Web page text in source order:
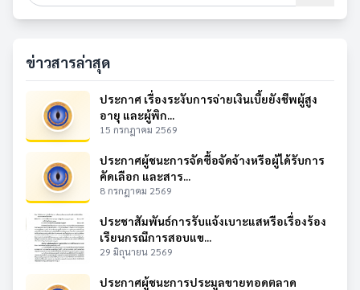
ข่าวสารล่าสุด
ประกาศ เรื่องระงับการจ่ายเงินเบี้ยยังชีพผู้สูง
อายุ และผู้พิก...
15 กรกฎาคม 2569
ประกาศผู้ชนะการจัดซื้อจัดจ้างหรือผู้ได้รับการ
คัดเลือก และสาร...
8 กรกฎาคม 2569
ประชาสัมพันธ์การรับแจ้งเบาะแสหรือเรื่องร้อง
เรียนกรณีการสอบแข...
29 มิถุนายน 2569
ประกาศผู้ชนะการประมูลขายทอดตลาด